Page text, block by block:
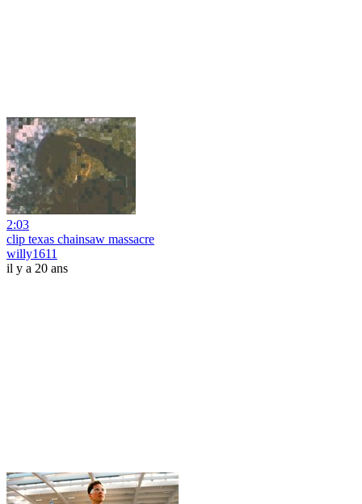
2:03
clip texas chainsaw massacre
willy1611
il y a 20 ans